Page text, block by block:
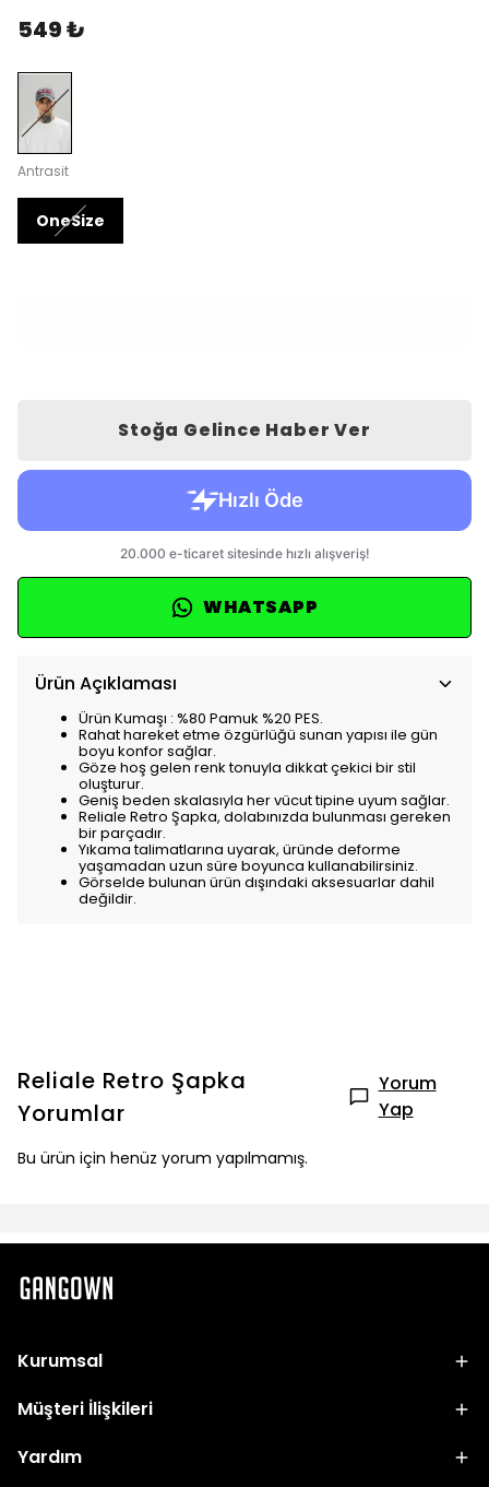
549 ₺
Antrasit
OneSize
Stoğa Gelince Haber Ver
WHATSAPP
Ürün Açıklaması
Ürün Kumaşı : %80 Pamuk %20 PES.
Rahat hareket etme özgürlüğü sunan yapısı ile gün
boyu konfor sağlar.
Göze hoş gelen renk tonuyla dikkat çekici bir stil
oluşturur.
Geniş beden skalasıyla her vücut tipine uyum sağlar.
Reliale Retro Şapka, dolabınızda bulunması gereken
bir parçadır.
Yıkama talimatlarına uyarak, üründe deforme
yaşamadan uzun süre boyunca kullanabilirsiniz.
Görselde bulunan ürün dışındaki aksesuarlar dahil
değildir.
Reliale Retro Şapka
Yorumlar
Yorum
Yap
Bu ürün için henüz yorum yapılmamış.
Kurumsal
Müşteri İlişkileri
Yardım